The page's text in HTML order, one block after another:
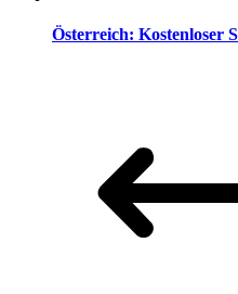
Österreich: Kostenloser